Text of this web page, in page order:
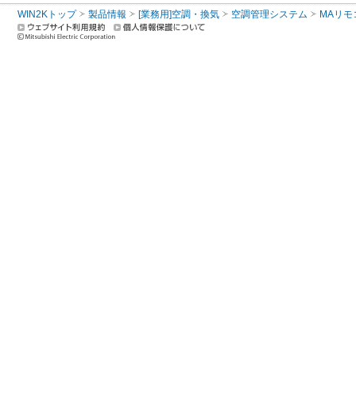
WIN2Kトップ 製品情報 [業務用]空調・換気 空調管理システム MAリモ